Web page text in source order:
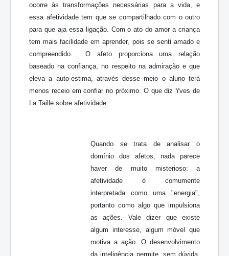
ocorre às transformações necessárias para a vida, e
essa afetividade tem que se compartilhado com o outro
para que aja essa ligação. Com o ato do amor a criança
tem mais facilidade em aprender, pois se senti amado e
compreendido. O afeto proporciona uma relação
baseado na confiança, no respeito na admiração e que
eleva a auto-estima, através desse meio o aluno terá
menos receio em confiar no próximo. O que diz Yves de
La Taille sobre afetividade:
Quando se trata de analisar o
domínio dos afetos, nada parece
haver de muito misterioso: a
afetividade é comumente
interpretada como uma "energia",
portanto como algo que impulsiona
as ações. Vale dizer que existe
algum interesse, algum móvel que
motiva a ação. O desenvolvimento
da inteligência permite, sem dúvida,